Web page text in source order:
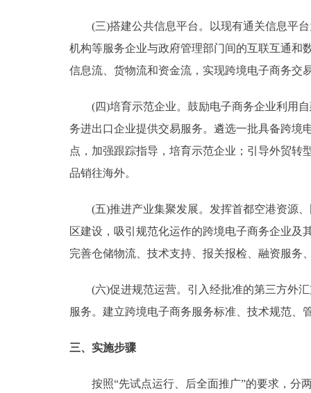
(三)搭建公共信息平台。以现有通关信息平台
机构等服务企业与政府管理部门间的互联互通和
信息流、货物流和资金流，实现跨境电子商务交
(四)培育示范企业。鼓励电子商务企业利用自
务进出口企业提供交易服务。遴选一批具备跨境
点，加强跟踪指导，培育示范企业；引导外贸转
品销往海外。
(五)推进产业集聚发展。发挥首都空港资源、
区建设，吸引规范化运作的跨境电子商务企业
完善仓储物流、技术支持、报关报检、融资服务
(六)促进规范运营。引入经批准的第三方外汇
服务。建立跨境电子商务服务标准、技术规范、
三、实施步骤
按照“先试点运行、后全面推广”的要求，分